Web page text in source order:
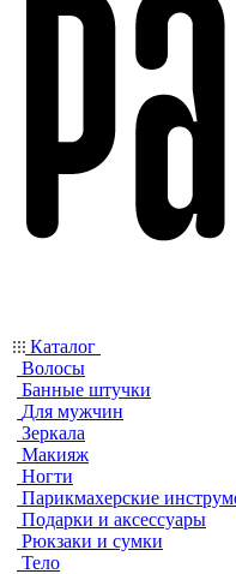
Каталог
Волосы
Банные штучки
Для мужчин
Зеркала
Макияж
Ногти
Парикмахерские
Подарки и аксессуары
Рюкзаки и сумки
Тело